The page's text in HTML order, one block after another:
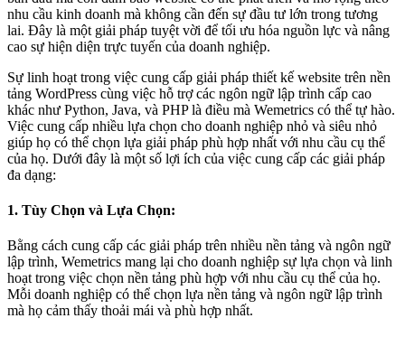
nhu cầu kinh doanh mà không cần đến sự đầu tư lớn trong tương
lai. Đây là một giải pháp tuyệt vời để tối ưu hóa nguồn lực và nâng
cao sự hiện diện trực tuyến của doanh nghiệp.
Sự linh hoạt trong việc cung cấp giải pháp thiết kế website trên nền
tảng WordPress cùng việc hỗ trợ các ngôn ngữ lập trình cấp cao
khác như Python, Java, và PHP là điều mà Wemetrics có thể tự hào.
Việc cung cấp nhiều lựa chọn cho doanh nghiệp nhỏ và siêu nhỏ
giúp họ có thể chọn lựa giải pháp phù hợp nhất với nhu cầu cụ thể
của họ. Dưới đây là một số lợi ích của việc cung cấp các giải pháp
đa dạng:
1. Tùy Chọn và Lựa Chọn:
Bằng cách cung cấp các giải pháp trên nhiều nền tảng và ngôn ngữ
lập trình, Wemetrics mang lại cho doanh nghiệp sự lựa chọn và linh
hoạt trong việc chọn nền tảng phù hợp với nhu cầu cụ thể của họ.
Mỗi doanh nghiệp có thể chọn lựa nền tảng và ngôn ngữ lập trình
mà họ cảm thấy thoải mái và phù hợp nhất.